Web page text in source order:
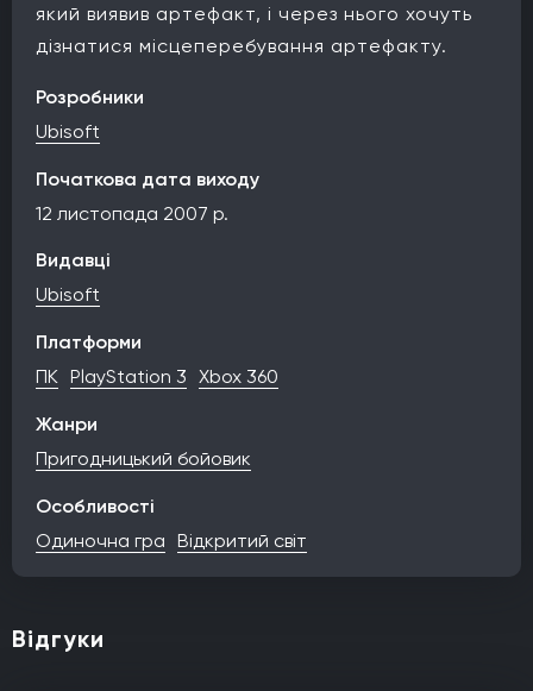
який виявив артефакт, і через нього хочуть
дізнатися місцеперебування артефакту.
Розробники
Ubisoft
Початкова дата виходу
12 листопада 2007 р.
Видавці
Ubisoft
Платформи
ПК PlayStation 3 Xbox 360
Жанри
Пригодницький бойовик
Особливості
Одиночна гра Відкритий світ
Відгуки